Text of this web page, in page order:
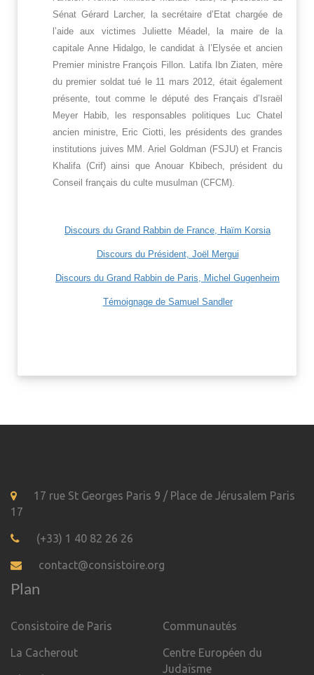
Sénat Gérard Larcher, la secrétaire d’Etat chargée de
l’aide aux victimes Juliette Méadel, la maire de la
capitale Anne Hidalgo, le candidat à l’Elysée et ancien
Premier ministre François Fillon. Latifa Ibn Ziaten, mère
du premier soldat tué le 11 mars 2012, était également
présente, tout comme le député des Français d’Israël
Meyer Habib, les responsables politiques Luc Chatel
ancien ministre, Eric Ciotti, les présidents des grandes
institutions juives MM. Ariel Goldman (FSJU) et Francis
Khalifa (Crif) ainsi que Anouar Kbibech, président du
Conseil français du culte musulman (CFCM).
Discours du Grand Rabbin de France, Haïm Korsia
Discours du Président, Joël Mergui
Discours du Grand Rabbin de Paris, Michel Gugenheim
Témoignage de Samuel Sandler
17 rue St Georges Paris 9 / Place de Jérusalem Paris
17
(+33) 1 40 82 26 26
contact@consistoire.org
Plan
Consistoire de Paris
La Cacherout
Communautés
Centre Européen du
Judaïsme